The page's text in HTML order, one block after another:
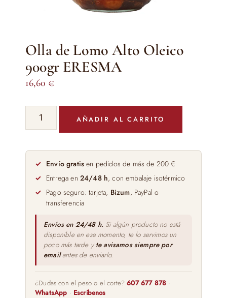
Olla de Lomo Alto Oleico
900gr ERESMA
16,60 €
Alto
Oleico
900gr
ERESMA
cantidad
AÑADIR AL CARRITO
Envío gratis en pedidos de más de 200 €
Entrega en 24/48 h, con embalaje isotérmico
Pago seguro: tarjeta, Bizum, PayPal o
transferencia
Envíos en 24/48 h. Si algún producto no está
disponible en ese momento, te lo servimos un
poco más tarde y te avisamos siempre por
emailantes de enviarlo.
¿Dudas con el peso o el corte?607 677 878 ·
WhatsApp · Escríbenos